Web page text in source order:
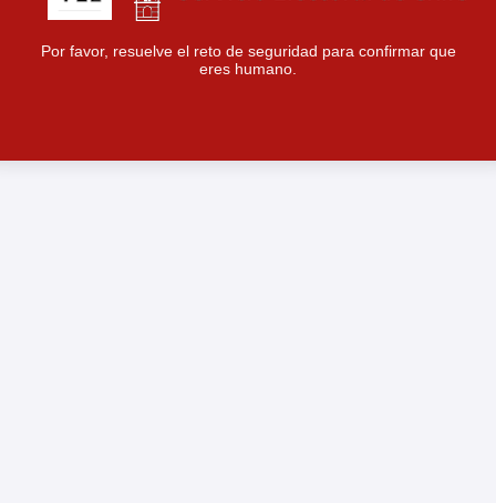
Por favor, resuelve el reto de seguridad para confirmar que
eres humano.